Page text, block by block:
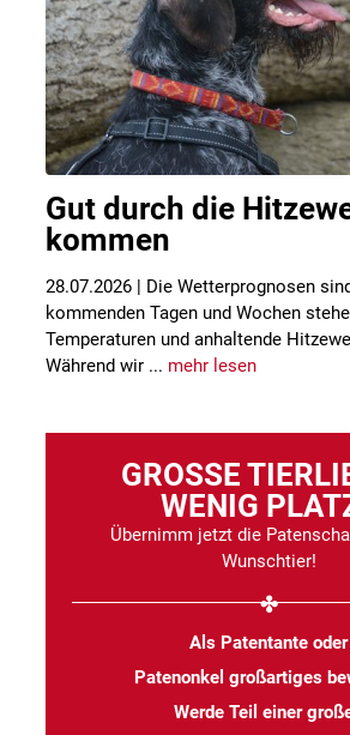
Gut durch die
kommen
28.07.2026 | Die Wetterprognosen
kommenden Tagen und Wochen
Temperaturen und anhaltende
Während wir ... mehr lesen
GROSSE
ENIG
Übernimm jetzt die
Wunschtier!
Als Patentante oder
Patenonkel großartiges
Werde Teil einer